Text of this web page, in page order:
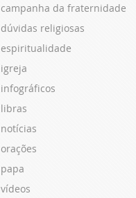
campanha da fraternidade
dúvidas religiosas
espiritualidade
igreja
infográficos
libras
notícias
orações
papa
vídeos